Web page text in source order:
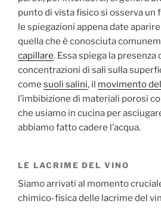
punto di vista fisico si osserva un
le spiegazioni appena date
quella che è conosciuta
capillare. Essa spiega la presenza
concentrazioni di sali sulla
come suoli salini, il movimento
l’imbibizione di materiali porosi
che usiamo in cucina per
abbiamo fatto cadere l’acqua.
LE LACRIME DEL VINO
Siamo arrivati al momento
chimico-fisica delle lacrime del